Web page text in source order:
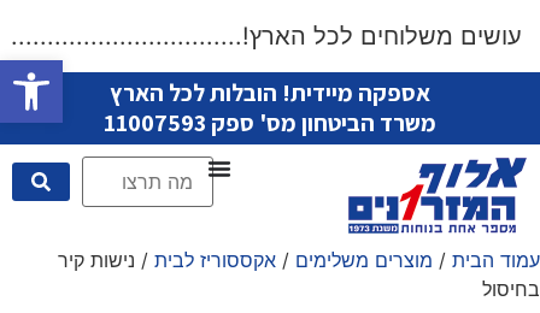
פתח
עושים משלוחים לכל
אספקה מיידית! הובלות לכל הארץ
משרד הביטחון מס' ספק 11007593
עמוד הבית / מוצרים משלימים / אקססוריז לבית / נישות קיר
בחיסול